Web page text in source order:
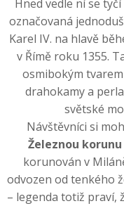
Hned vedle ní se tyčí
označovaná
Karel IV. na hlavě
v Římě roku 1355.
osmibokým
drahokamy a
světské
Návštěvníci si
Železnou
korunován v
odvozen od tenkého
– legenda totiž praví,